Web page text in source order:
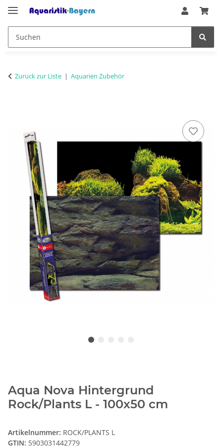
Zurück zur Liste Aquarien Zubehör
Aqua Nova Hintergrund
Rock/Plants L - 100x50 cm
Artikelnummer: ROCK/PLANTS L
GTIN: 5903031442779